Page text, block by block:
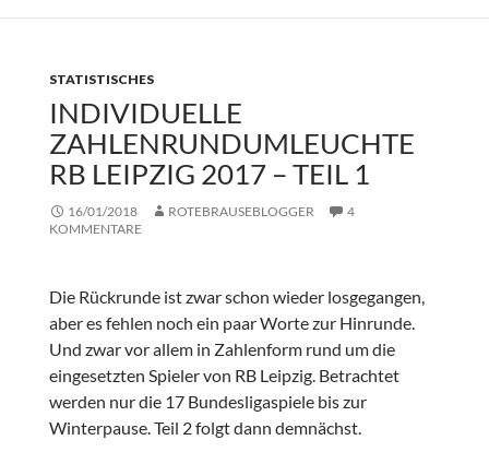
STATISTISCHES
INDIVIDUELLE
ZAHLENRUNDUMLEUCHTE
RB LEIPZIG 2017 – TEIL 1
16/01/2018 ROTEBRAUSEBLOGGER
4
KOMMENTARE
Die Rückrunde ist zwar schon wieder losgegangen,
aber es fehlen noch ein paar Worte zur Hinrunde.
Und zwar vor allem in Zahlenform rund um die
eingesetzten Spieler von RB Leipzig. Betrachtet
werden nur die 17 Bundesligaspiele bis zur
Winterpause. Teil 2 folgt dann demnächst.